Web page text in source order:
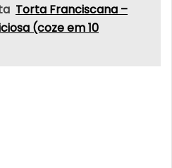
Torta Franciscana –
(coze em 10